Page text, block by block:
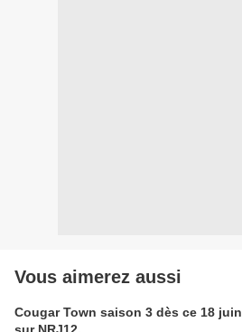
Vous aimerez aussi
Cougar Town saison 3 dès ce 18 juin